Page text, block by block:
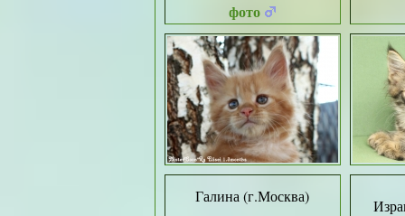
фото
Галина (г.Москва)